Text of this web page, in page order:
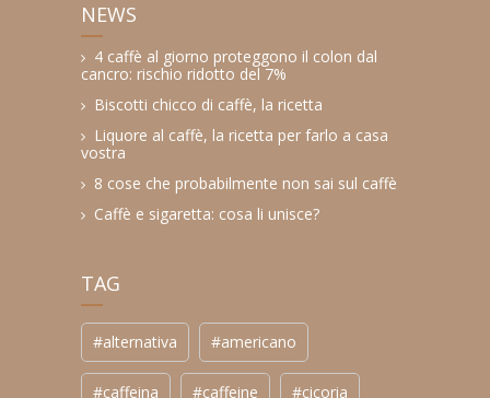
NEWS
4 caffè al giorno proteggono il colon dal
cancro: rischio ridotto del 7%
Biscotti chicco di caffè, la ricetta
Liquore al caffè, la ricetta per farlo a casa
vostra
8 cose che probabilmente non sai sul caffè
Caffè e sigaretta: cosa li unisce?
TAG
#alternativa #americano
#caffeina #caffeine #cicoria